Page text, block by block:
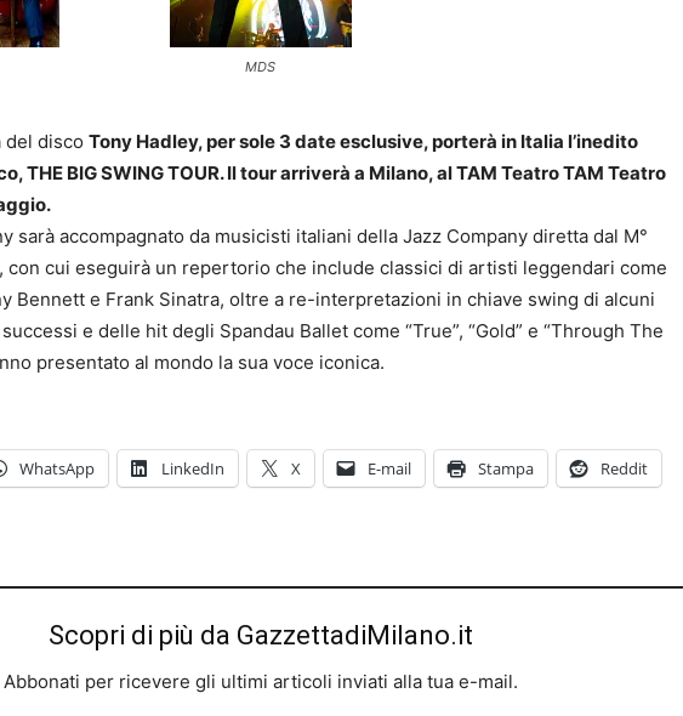
MDS
del disco Tony Hadley, per sole 3 date esclusive, porterà in Italia l’inedito
THE BIG SWING TOUR. Il tour arriverà a Milano, al TAM Teatro TAM Teatro
sarà accompagnato da musicisti italiani della Jazz Company diretta dal M°
con cui eseguirà un repertorio che include classici di artisti leggendari come
Bennett e Frank Sinatra, oltre a re-interpretazioni in chiave swing di alcuni
e delle hit degli Spandau Ballet come “True”, “Gold” e “Through The
presentato al mondo la sua voce iconica.
WhatsApp LinkedIn X E-mail Stampa Reddit
Scopri di più da GazzettadiMilano.it
Abbonati per ricevere gli ultimi articoli inviati alla tua e-mail.